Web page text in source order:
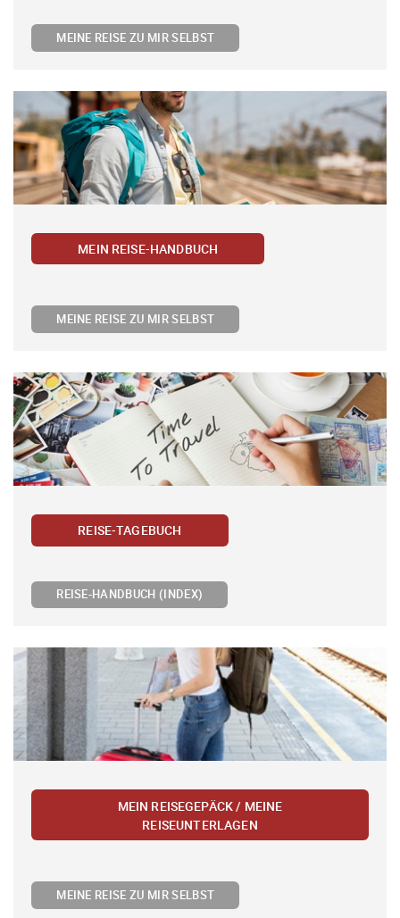
MEINE REISE ZU MIR SELBST
MEIN REISE-HANDBUCH
MEINE REISE ZU MIR SELBST
REISE-TAGEBUCH
REISE-HANDBUCH (INDEX)
MEIN REISEGEPÄCK / MEINE
REISEUNTERLAGEN
MEINE REISE ZU MIR SELBST